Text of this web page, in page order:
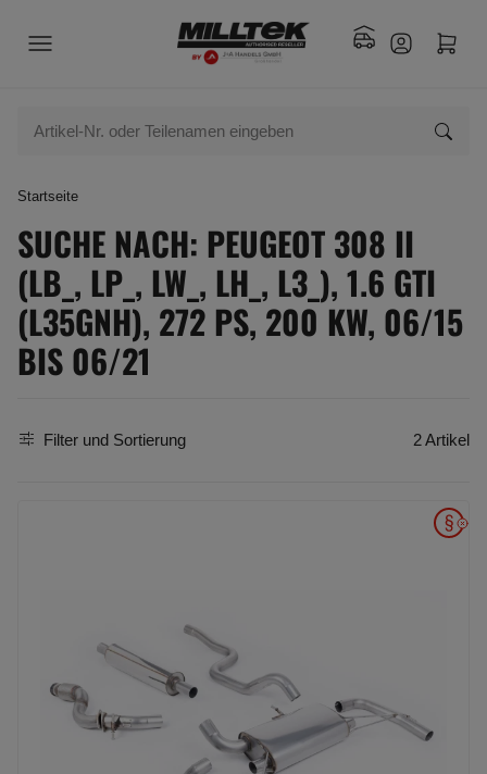
Startseite
SUCHE NACH: PEUGEOT 308 II
(LB_, LP_, LW_, LH_, L3_), 1.6 GTI
(L35GNH), 272 PS, 200 KW, 06/15
BIS 06/21
Filter und Sortierung 2 Artikel